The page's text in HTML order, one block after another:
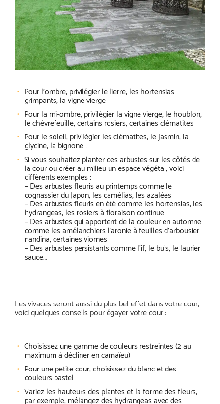
Pour l’ombre, privilégier le lierre, les hortensias
grimpants, la vigne vierge
Pour la mi-ombre, privilégier la vigne vierge, le houblon,
le chèvrefeuille, certains rosiers, certaines clématites
Pour le soleil, privilégier les clématites, le jasmin, la
glycine, la bignone…
Si vous souhaitez planter des arbustes sur les côtés de
la cour ou créer au milieu un espace végétal, voici
différents exemples :
– Des arbustes fleuris au printemps comme le
cognassier du Japon, les camélias, les azalées
– Des arbustes fleuris en été comme les hortensias, les
hydrangeas, les rosiers à floraison continue
– Des arbustes qui apportent de la couleur en automne
comme les amélanchiers l’aronie à feuilles d’arbousier
nandina, certaines viornes
– Des arbustes persistants comme l’if, le buis, le laurier
sauce…
Les vivaces seront aussi du plus bel effet dans votre cour,
voici quelques conseils pour égayer votre cour :
Choisissez une gamme de couleurs restreintes (2 au
maximum à décliner en camaïeu)
Pour une petite cour, choisissez du blanc et des
couleurs pastel
Variez les hauteurs des plantes et la forme des fleurs,
par exemple, mélangez des hydrangeas avec des